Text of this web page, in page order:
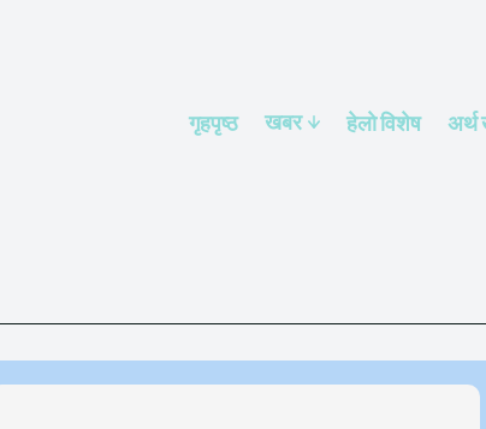
गृहपृष्ठ खबर हेलाे विशेष अर्थ